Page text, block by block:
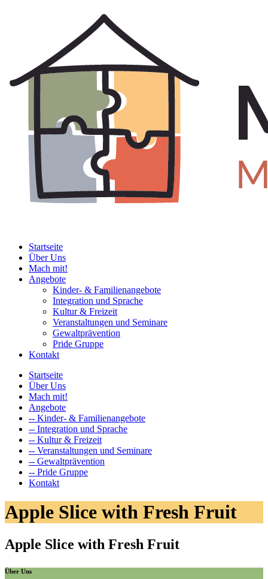
Startseite
Über Uns
Mach mit!
Angebote
Kinder- & Familienangebote
Integration und Sprache
Kultur & Freizeit
Veranstaltungen und Seminare
Gewaltprävention
Pride Gruppe
Kontakt
Startseite
Über Uns
Mach mit!
Angebote
-- Kinder- & Familienangebote
-- Integration und Sprache
-- Kultur & Freizeit
-- Veranstaltungen und Seminare
-- Gewaltprävention
-- Pride Gruppe
Kontakt
Apple Slice with Fresh Fruit
Apple Slice with Fresh Fruit
Über Uns